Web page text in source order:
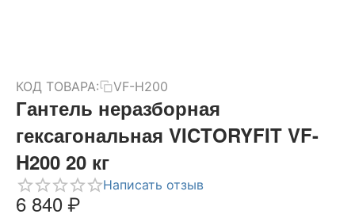
КОД ТОВАРА: VF-H200
Гантель неразборная
гексагональная VICTORYFIT VF-
H200 20 кг
Написать отзыв
6 840₽